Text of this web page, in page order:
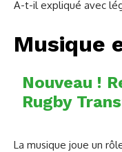
A-t-il expliqué avec
Musique
Nouveau !
Rugby
La musique joue un